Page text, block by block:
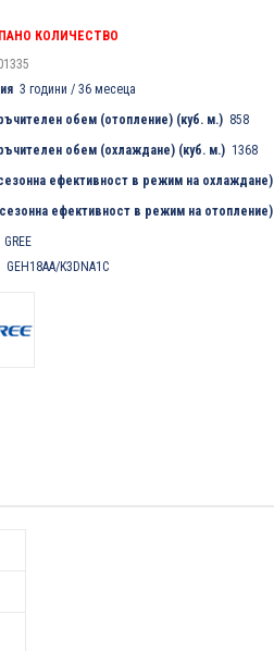
КОЛИЧЕСТВО
3 години / 36 месеца
обем (отопление) (куб. м.) 858
обем (охлаждане) (куб. м.) 1368
ефективност в режим на охлаждане)
ефективност в режим на отопление)
GREE
GEH18AA/K3DNA1C